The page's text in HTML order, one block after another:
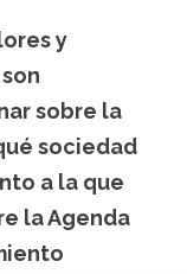
y
sobre la
sociedad
a la que
la Agenda